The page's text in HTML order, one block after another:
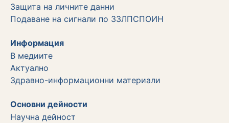
Защита на личните данни
Подаване на сигнали по ЗЗЛПСПОИН
Информация
В медиите
Актуално
Здравно-информационни материали
Основни дейности
Научна дейност